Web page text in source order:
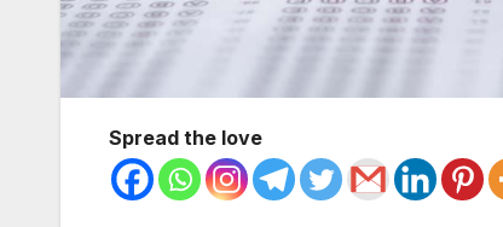
Spread the love